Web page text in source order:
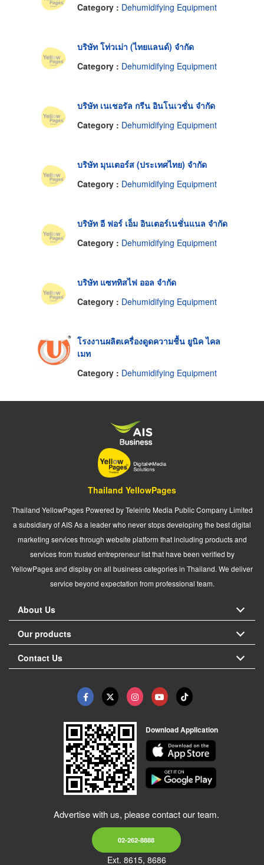
Category : Dehumidifying Equipment
บริษัท โท่วเม่า (ไทยแลนด์) จำกัด
Category : Dehumidifying Equipment
บริษัท เนเชอรัล กรีน อินโนเวชั่น จำกัด
Category : Dehumidifying Equipment
บริษัท มุนเตอร์ส (ประเทศไทย) จำกัด
Category : Dehumidifying Equipment
บริษัท อี ฟอร์ เอ็ม อินเตอร์เนชั่นแนล จำกัด
Category : Dehumidifying Equipment
บริษัท แซททิสไฟ ออล จำกัด
Category : Dehumidifying Equipment
โรงงานผลิตเครื่องดูดความชื้น ยูนิค ไคล
เมท
Category : Dehumidifying Equipment
Thailand YellowPages
Thailand YellowPages Powered by Teleinfo Media Public Company Limited
a subsidiary of AIS As a leader who never stops developing the best digital
marketing services through website platform that including products and
services from trusted entrepreneur list that have been verified by
YellowPages and display on all business categories in Thailand. We deliver
service beyond expectation from professional team.
About Us
Our products
Contact Us
Download Application
Advertise with us, please contact our team.
02-262-8888
Ext. 8615, 8686